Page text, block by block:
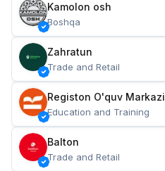
Kamolon osh
Boshqa
Zahratun
Trade and Retail
Registon O'quv Markazi
Education and Training
Balton
Trade and Retail